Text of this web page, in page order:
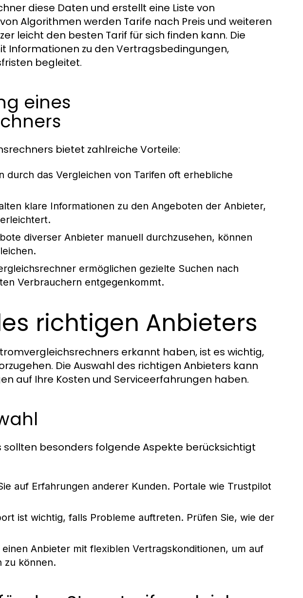
diese Daten und erstellt eine Liste von
Algorithmen werden Tarife nach Preis und weiteren
leicht den besten Tarif für sich finden kann. Die
Informationen zu den Vertragsbedingungen,
begleitet.
eines
bietet zahlreiche Vorteile:
durch das Vergleichen von Tarifen oft erhebliche
klare Informationen zu den Angeboten der Anbieter,
diverser Anbieter manuell durchzusehen, können
ermöglichen gezielte Suchen nach
Verbrauchern entgegenkommt.
richtigen Anbieters
erkannt haben, ist es wichtig,
Die Auswahl des richtigen Anbieters kann
auf Ihre Kosten und Serviceerfahrungen haben.
sollten besonders folgende Aspekte berücksichtigt
auf Erfahrungen anderer Kunden. Portale wie Trustpilot
ist wichtig, falls Probleme auftreten. Prüfen Sie, wie der
einen Anbieter mit flexiblen Vertragskonditionen, um auf
zu können.